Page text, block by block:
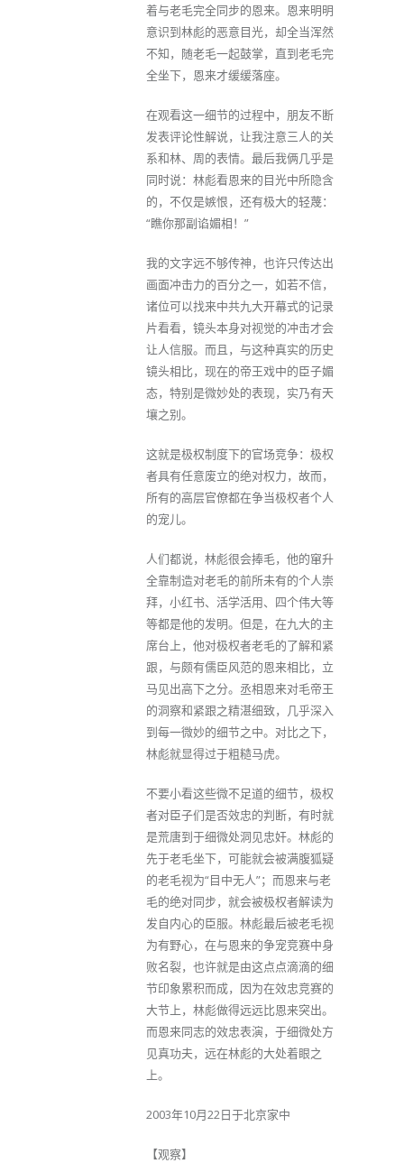
着与老毛完全同步的恩来。恩来明明
意识到林彪的恶意目光，却全当浑然
不知，随老毛一起鼓掌，直到老毛完
全坐下，恩来才缓缓落座。
在观看这一细节的过程中，朋友不断
发表评论性解说，让我注意三人的关
系和林、周的表情。最后我俩几乎是
同时说：林彪看恩来的目光中所隐含
的，不仅是嫉恨，还有极大的轻蔑：
“瞧你那副谄媚相！”
我的文字远不够传神，也许只传达出
画面冲击力的百分之一，如若不信，
诸位可以找来中共九大开幕式的记录
片看看，镜头本身对视觉的冲击才会
让人信服。而且，与这种真实的历史
镜头相比，现在的帝王戏中的臣子媚
态，特别是微妙处的表现，实乃有天
壤之别。
这就是极权制度下的官场竞争：极权
者具有任意废立的绝对权力，故而，
所有的高层官僚都在争当极权者个人
的宠儿。
人们都说，林彪很会捧毛，他的窜升
全靠制造对老毛的前所未有的个人崇
拜，小红书、活学活用、四个伟大等
等都是他的发明。但是，在九大的主
席台上，他对极权者老毛的了解和紧
跟，与颇有儒臣风范的恩来相比，立
马见出高下之分。丞相恩来对毛帝王
的洞察和紧跟之精湛细致，几乎深入
到每一微妙的细节之中。对比之下，
林彪就显得过于粗糙马虎。
不要小看这些微不足道的细节，极权
者对臣子们是否效忠的判断，有时就
是荒唐到于细微处洞见忠奸。林彪的
先于老毛坐下，可能就会被满腹狐疑
的老毛视为“目中无人”；而恩来与老
毛的绝对同步，就会被极权者解读为
发自内心的臣服。林彪最后被老毛视
为有野心，在与恩来的争宠竞赛中身
败名裂，也许就是由这点点滴滴的细
节印象累积而成，因为在效忠竞赛的
大节上，林彪做得远远比恩来突出。
而恩来同志的效忠表演，于细微处方
见真功夫，远在林彪的大处着眼之
上。
2003年10月22日于北京家中
【观察】